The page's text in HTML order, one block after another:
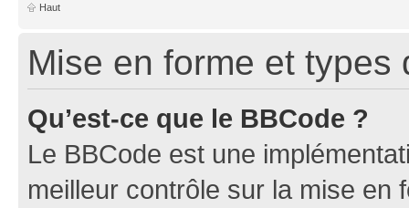
Haut
Mise en forme et types
Qu’est-ce que le BBCode ?
Le BBCode est une
meilleur contrôle sur la mise en